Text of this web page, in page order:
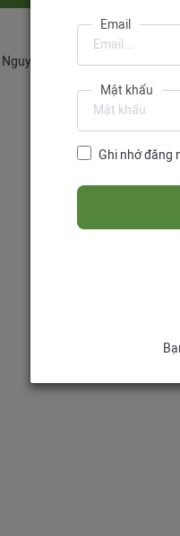
Nguyễn Văn Hồng
Email
Mật khẩu
Ghi nhớ đăng